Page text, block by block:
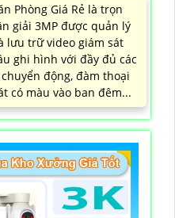
Phòng Giá Rẻ là trọn
giải 3MP được quản lý
lưu trữ video giám sát
ghi hình với đầy đủ các
động, đàm thoại
có màu vào ban đêm...